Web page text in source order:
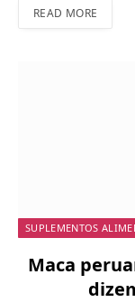
READ MORE
SUPLEMENTOS
Maca